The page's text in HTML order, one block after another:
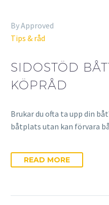
By Approved
Tips & råd
SIDOSTÖD
KÖPRÅD
Brukar du ofta ta upp din
båtplats utan kan förvara
READ MORE